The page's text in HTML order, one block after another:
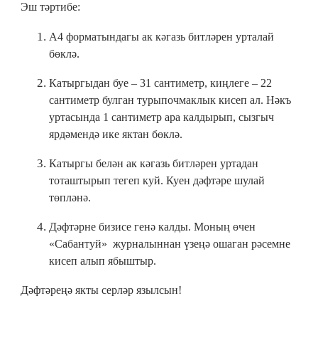
Эш тәртибе:
А4 форматындагы ак кәгазь битләрен урталай
бөклә.
Катыргыдан буе – 31 сантиметр, киңлеге – 22
сантиметр булган турыпочмаклык кисеп ал. Нәкъ
уртасында 1 сантиметр ара калдырып, сызгыч
ярдәмендә ике яктан бөклә.
Катыргы белән ак кәгазь битләрен уртадан
тоташтырып тегеп куй. Куен дәфтәре шулай
төпләнә.
Дәфтәрне бизисе генә калды. Моның өчен
«Сабантуй» журналыннан үзеңә ошаган рәсемне
кисеп алып ябыштыр.
Дәфтәреңә якты серләр язылсын!